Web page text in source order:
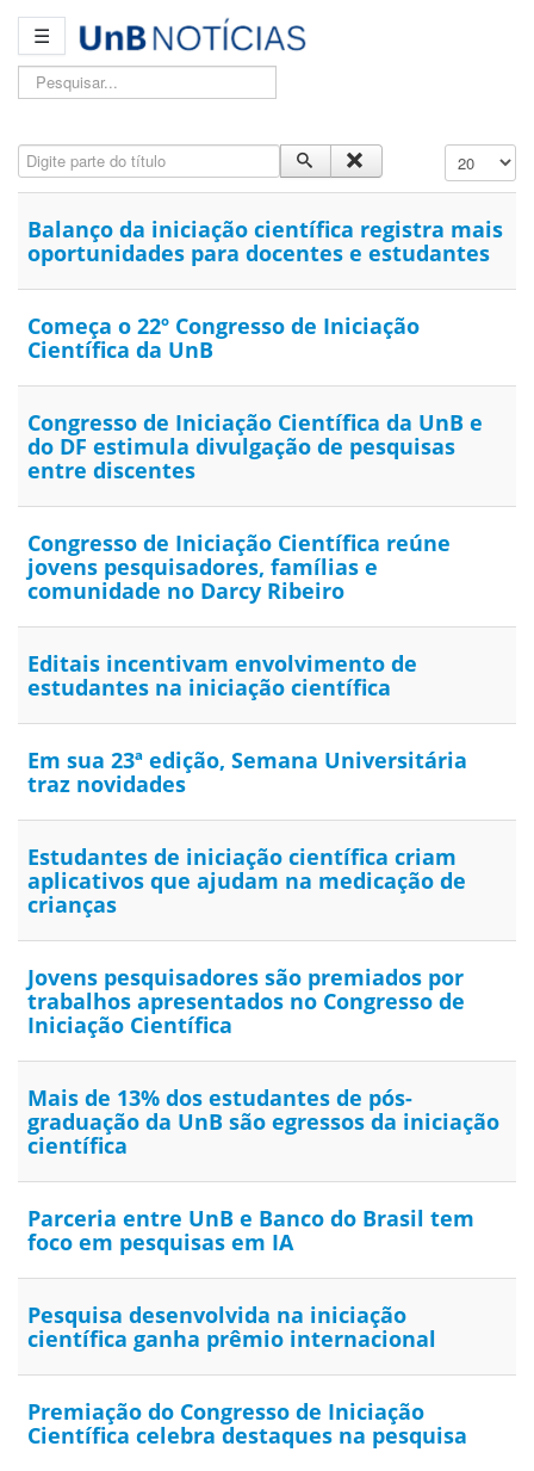
☰
Pesquisar...
Digite parte do título Exibir #
Balanço da iniciação científica registra mais
oportunidades para docentes e estudantes
Começa o 22º Congresso de Iniciação
Científica da UnB
Congresso de Iniciação Científica da UnB e
do DF estimula divulgação de pesquisas
entre discentes
Congresso de Iniciação Científica reúne
jovens pesquisadores, famílias e
comunidade no Darcy Ribeiro
Editais incentivam envolvimento de
estudantes na iniciação científica
Em sua 23ª edição, Semana Universitária
traz novidades
Estudantes de iniciação científica criam
aplicativos que ajudam na medicação de
crianças
Jovens pesquisadores são premiados por
trabalhos apresentados no Congresso de
Iniciação Científica
Mais de 13% dos estudantes de pós-
graduação da UnB são egressos da iniciação
científica
Parceria entre UnB e Banco do Brasil tem
foco em pesquisas em IA
Pesquisa desenvolvida na iniciação
científica ganha prêmio internacional
Premiação do Congresso de Iniciação
Científica celebra destaques na pesquisa